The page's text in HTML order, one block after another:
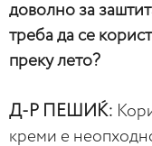
доволно за
треба да се
преку лето?
Д-Р ПЕШИЌ:
креми е